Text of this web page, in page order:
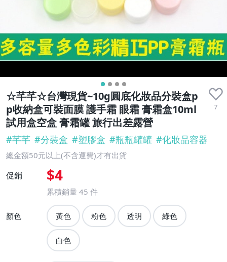
☆芊芊☆台灣現貨~10g圓底化妝品分裝盒p
p收納盒可裝面膜 護手霜 眼霜 膏霜盒10ml
試用盒空盒 膏霜罐 旅行出差露營
7
#芊芊 #分裝盒 #塑膠盒 #瓶瓶罐罐 #化妝品容器
總金額50元以上(不含運費)才有出貨
促銷 $4
累積銷量 45 件
顏色 黃色 粉色 透明 綠色
白色